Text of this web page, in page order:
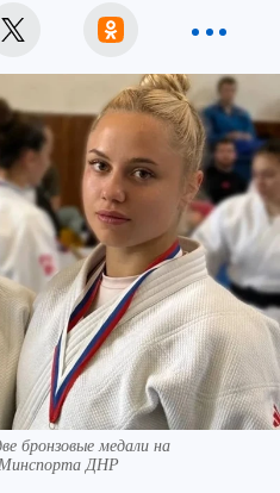
бронзовые медали на
ДНР